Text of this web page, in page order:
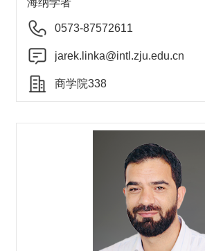
0573-87572611
jarek.linka@intl.zju.edu.cn
商学院338